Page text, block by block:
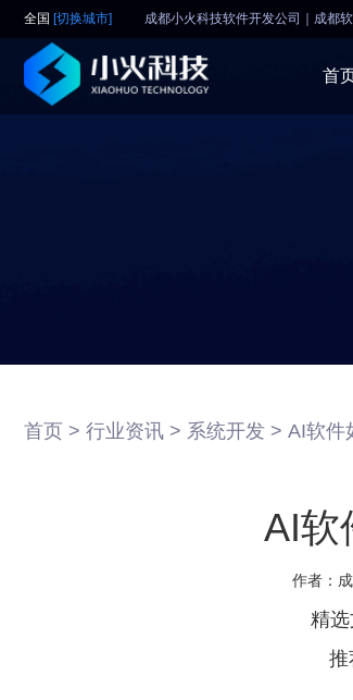
全国 [切换城市] 成都小火科技软件开发公司｜成都
首
首页 > 行业资讯 > 系统开发 > AI软件
AI软
作者：
精
推